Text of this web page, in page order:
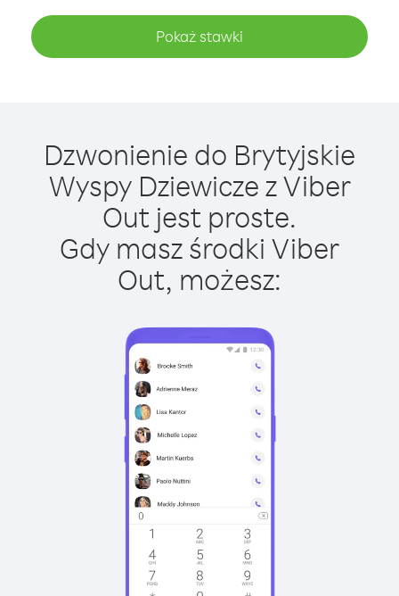
Pokaż stawki
Dzwonienie do Brytyjskie
Wyspy Dziewicze z Viber
Out jest proste.
Gdy masz środki Viber
Out, możesz: